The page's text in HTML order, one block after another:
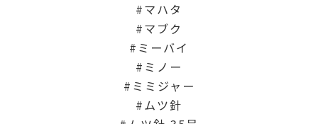
マハタ
マブク
ミーバイ
ミノー
ミミジャー
ムツ針